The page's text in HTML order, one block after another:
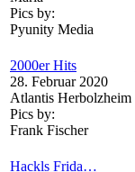
Pics by:
Pyunity Media
2000er Hits
28. Februar 2020
Atlantis Herbolzheim
Pics by:
Frank Fischer
Hackls Frida…